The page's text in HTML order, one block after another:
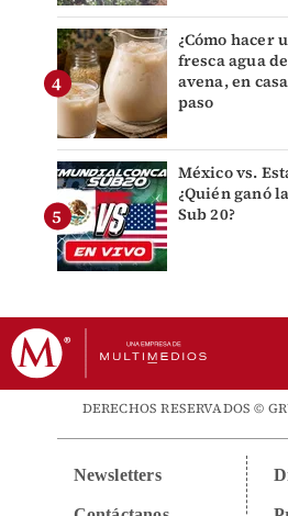
¿Cómo hacer
fresca agua
avena, en
paso
México vs.
¿Quién ganó
Sub 20?
DERECHOS RESERVADOS ©
Newsletters